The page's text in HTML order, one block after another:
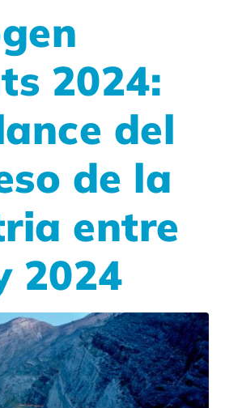
2024:
del
de la
entre
2024